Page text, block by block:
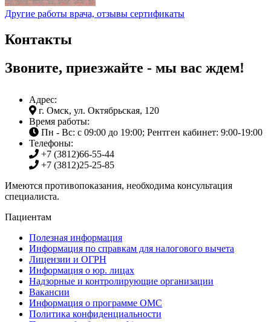
Другие работы врача, отзывы сертификаты
Контакты
Звоните, приезжайте - мы вас ждем!
Адрес:
г. Омск, ул. Октябрьская, 120
Время работы:
Пн - Вс: с 09:00 до 19:00; Рентген кабинет: 9:00-19:00
Телефоны:
+7 (3812)66-55-44
+7 (3812)25-25-85
Имеются противопоказания, необходима консультация
специалиста.
Пациентам
Полезная информация
Информация по справкам для налогового вычета
Лицензии и ОГРН
Информация о юр. лицах
Надзорные и контролирующие организации
Вакансии
Информация о программе ОМС
Политика конфиденциальности